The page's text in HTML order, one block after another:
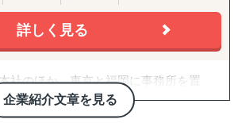
ンガポール、ベトナム、インドネシ
ング（進出済企業様向け）
税務アドバイス・意見書
必要であればパートナー交渉業務）
詳しく見る
企業紹介文章を見る
社のほか、東京と福岡に事務所を置
進出をワンストップで支援しておりま
業を行っており、ビジネスをベース